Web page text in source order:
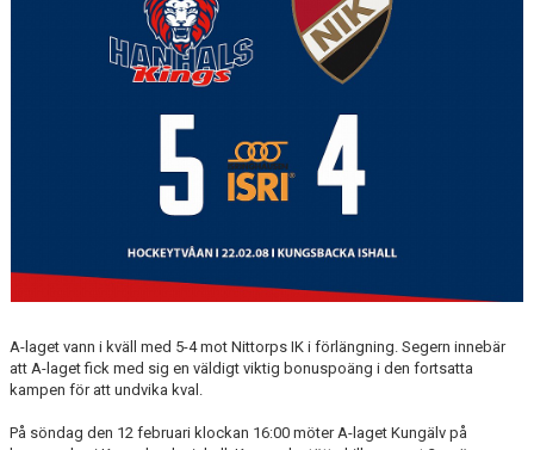
PARTNERBROSCHYR
A-laget vann i kväll med 5-4 mot Nittorps IK i förlängning. Segern innebär
att A-laget fick med sig en väldigt viktig bonuspoäng i den fortsatta
kampen för att undvika kval.
På söndag den 12 februari klockan 16:00 möter A-laget Kungälv på